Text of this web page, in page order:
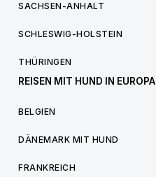
SACHSEN-ANHALT
SCHLESWIG-HOLSTEIN
THÜRINGEN
REISEN MIT HUND IN EUROPA
BELGIEN
DÄNEMARK MIT HUND
FRANKREICH